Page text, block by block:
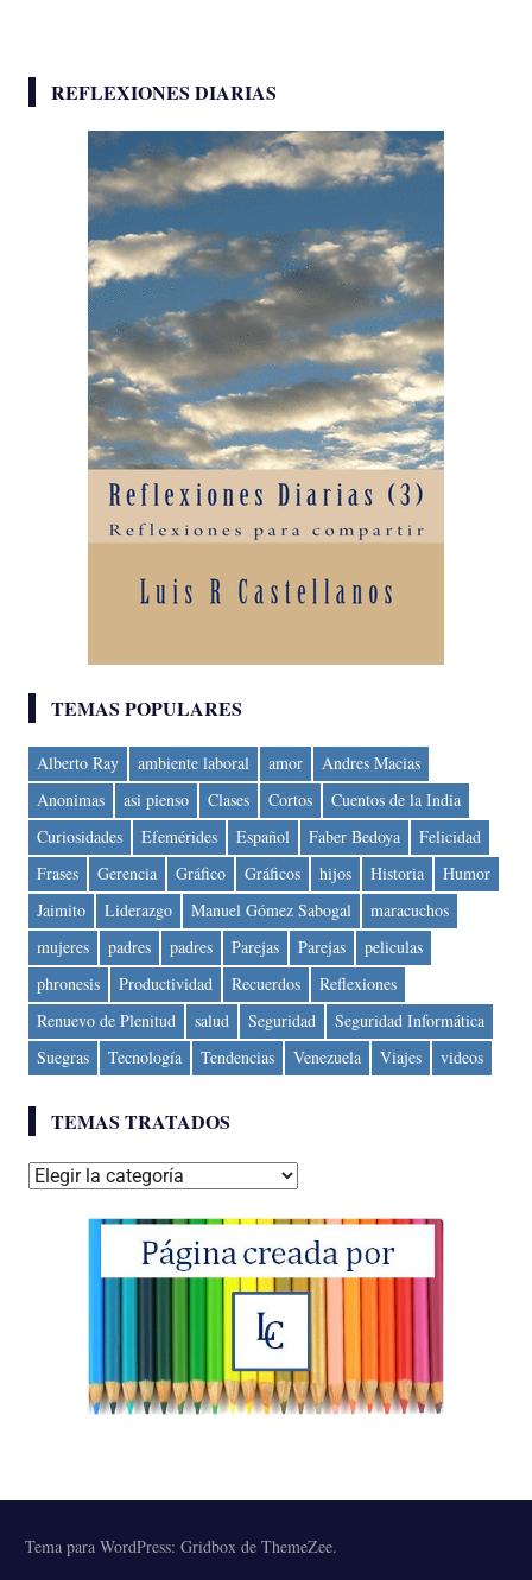
REFLEXIONES DIARIAS
TEMAS POPULARES
Alberto Ray ambiente laboral amor
Andres Macias
Anonimas
asi pienso Clases Cortos
Cuentos de la India
Curiosidades
Efemérides Español Faber Bedoya
Felicidad
Frases
Gerencia Gráfico Gráficos hijos Historia
Humor
Jaimito
Liderazgo Manuel Gómez Sabogal
maracuchos
mujeres
padres padres Parejas Parejas
peliculas
phronesis
Productividad Recuerdos
Reflexiones
Renuevo de Plenitud
salud Seguridad
Seguridad Informática
Suegras
Tecnología Tendencias Venezuela Viajes videos
TEMAS TRATADOS
Temas
Tema para WordPress: Gridbox de ThemeZee.